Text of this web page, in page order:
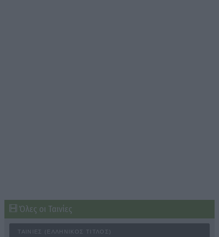
Όλες οι Ταινίες
ΤΑΙΝΊΕΣ (ΕΛΛΗΝΙΚΌΣ ΤΊΤΛΟΣ)